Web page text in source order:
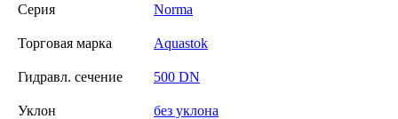
Серия Norma
Торговая марка Aquastok
Гидравл. сечение 500 DN
Уклон без уклона